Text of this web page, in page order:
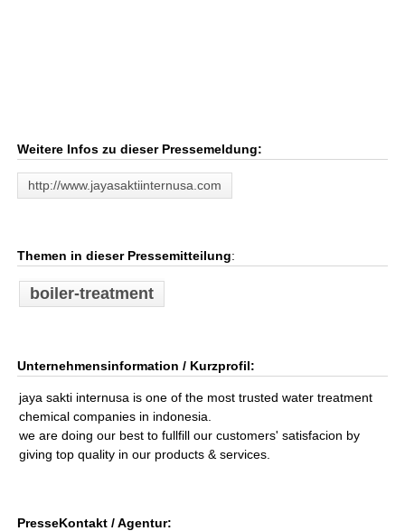
Weitere Infos zu dieser Pressemeldung:
http://www.jayasaktiinternusa.com
Themen in dieser Pressemitteilung:
boiler-treatment
Unternehmensinformation / Kurzprofil:
jaya sakti internusa is one of the most trusted water treatment
chemical companies in indonesia.
we are doing our best to fullfill our customers' satisfacion by
giving top quality in our products & services.
PresseKontakt / Agentur: